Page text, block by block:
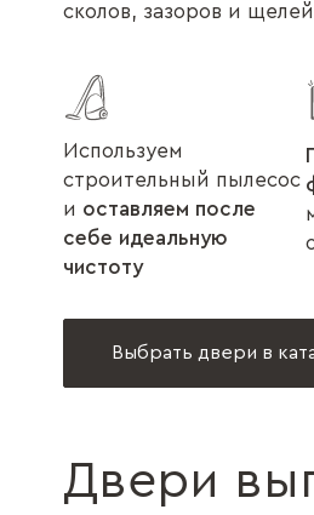
сколов, зазоров и щелей
Используем
строительный пылесос
и оставляем после
себе идеальную
чистоту
Выбрать двери в
Двери